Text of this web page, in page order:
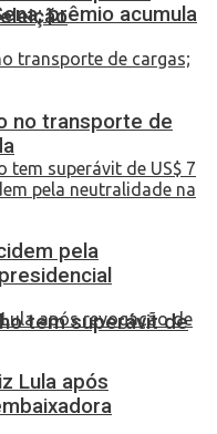
prêmio acumula
tem superávit de
no transporte de
pela
Lula após